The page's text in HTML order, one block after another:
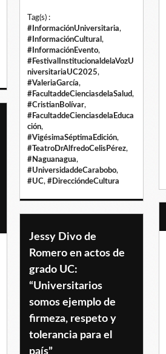
Tag(s) :
#InformaciónUniversitaria,
#InformaciónCultural ,
#InformaciónEvento,
#FestivalInstitucionaldelaVozU
niversitariaUC2025,
#ValeriaGarcía,
#FacultaddeCienciasdelaSalud,
#CristianBolívar,
#FacultaddeCienciasdelaEduca
ción,
#VigésimaSéptimaEdición,
#TeatroDrAlfredoCelisPérez,
#Naguanagua,
#UniversidaddeCarabobo,
#UC, #DireccióndeCultura
Jessy Divo de
Romero en actos de
grado UC:
“Universitarios
somos ejemplo de
firmeza, respeto y
tolerancia para el
país”